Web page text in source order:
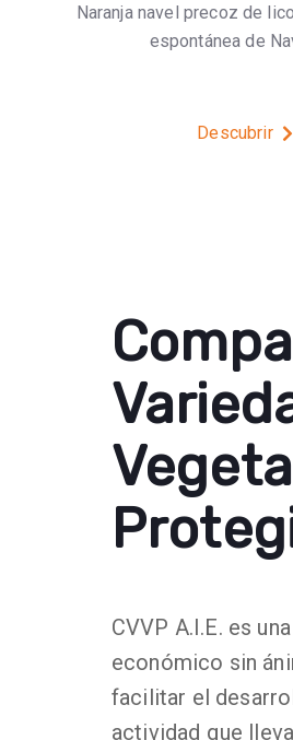
Naranja navel precoz de
espontánea de
Descubrir
CVVP A.I.E. es
económico sin
facilitar el
actividad que